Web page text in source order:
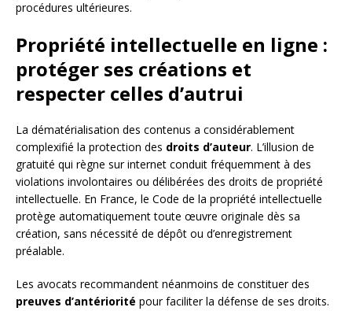
procédures ultérieures.
Propriété intellectuelle en ligne :
protéger ses créations et
respecter celles d’autrui
La dématérialisation des contenus a considérablement
complexifié la protection des droits d’auteur. L’illusion de
gratuité qui règne sur internet conduit fréquemment à des
violations involontaires ou délibérées des droits de propriété
intellectuelle. En France, le Code de la propriété intellectuelle
protège automatiquement toute œuvre originale dès sa
création, sans nécessité de dépôt ou d’enregistrement
préalable.
Les avocats recommandent néanmoins de constituer des
preuves d’antériorité pour faciliter la défense de ses droits.